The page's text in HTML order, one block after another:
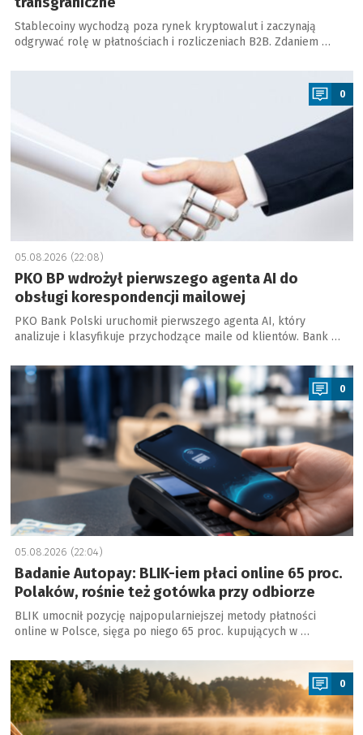
Stablecoiny wychodzą poza rynek kryptowalut i zaczynają
odgrywać rolę w płatnościach i rozliczeniach B2B. Zdaniem …
a
0
05.08.2026 (22:08)
PKO BP wdrożył pierwszego agenta AI do
obsługi korespondencji mailowej
PKO Bank Polski uruchomił pierwszego agenta AI, który
analizuje i klasyfikuje przychodzące maile od klientów. Bank …
a
0
05.08.2026 (22:04)
Badanie Autopay: BLIK-iem płaci online 65 proc.
Polaków, rośnie też gotówka przy odbiorze
BLIK umocnił pozycję najpopularniejszej metody płatności
online w Polsce, sięga po niego 65 proc. kupujących w …
a
0